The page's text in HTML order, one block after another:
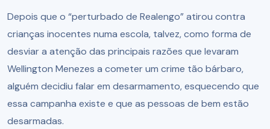
Depois que o “perturbado de Realengo” atirou contra
crianças inocentes numa escola, talvez, como forma de
desviar a atenção das principais razões que levaram
Wellington Menezes a cometer um crime tão bárbaro,
alguém decidiu falar em desarmamento, esquecendo que
essa campanha existe e que as pessoas de bem estão
desarmadas.